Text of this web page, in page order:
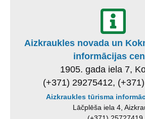
Aizkraukles novada un
informācijas
1905. gada iela 7,
(+371) 29275412,
Aizkraukles tūrisma
Lāčplēša iela 4,